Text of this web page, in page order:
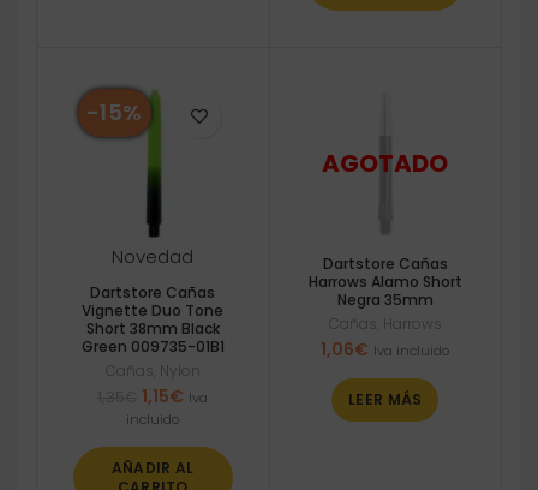
-15%
Novedad
Dartstore Cañas
Vignette Duo Tone
Short 38mm Black
Green 009735-01B1
Cañas Nylon
El
precio
era:
1,35€.
1,15€ El
es:
1,15€.
Iva
incluido
AÑADIR AL
Dartstore Cañas
Harrows Alamo Short
Negra 35mm
Cañas Harrows
1,06€ Iva incluido
LEER MÁS